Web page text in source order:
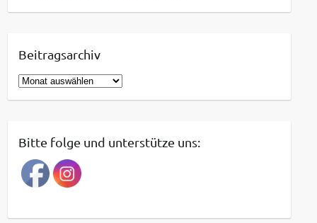
Beitragsarchiv
B
e
r
a
g
a
Bitte folge und unterstütze uns: